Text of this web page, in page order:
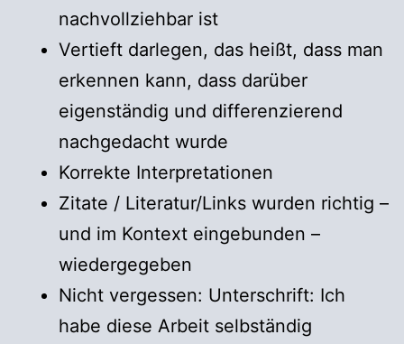
nachvollziehbar ist
Vertieft darlegen, das heißt, dass man
erkennen kann, dass darüber
eigenständig und differenzierend
nachgedacht wurde
Korrekte Interpretationen
Zitate / Literatur/Links wurden richtig –
und im Kontext eingebunden –
wiedergegeben
Nicht vergessen: Unterschrift: Ich
habe diese Arbeit selbständig